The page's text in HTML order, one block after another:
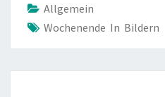
Allgemein
Wochenende In Bildern